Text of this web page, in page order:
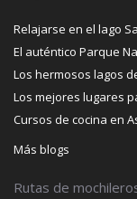
Relajarse en el lago
El auténtico Parque
Los hermosos lagos
Los mejores lugares
Cursos de cocina en
Más blogs
Rutas de